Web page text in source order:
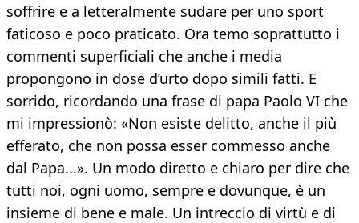
soffrire e a letteralmente sudare per uno sport
faticoso e poco praticato. Ora temo soprattutto i
commenti superficiali che anche i media
propongono in dose d’urto dopo simili fatti. E
sorrido, ricordando una frase di papa Paolo VI che
mi impressionò: «Non esiste delitto, anche il più
efferato, che non possa esser commesso anche
dal Papa...». Un modo diretto e chiaro per dire che
tutti noi, ogni uomo, sempre e dovunque, è un
insieme di bene e male. Un intreccio di virtù e di